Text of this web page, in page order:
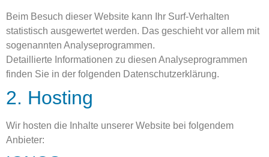
Beim Besuch dieser Website kann Ihr Surf-Verhalten
statistisch ausgewertet werden. Das geschieht vor allem mit
sogenannten Analyseprogrammen.
Detaillierte Informationen zu diesen Analyseprogrammen
finden Sie in der folgenden Datenschutzerklärung.
2. Hosting
Wir hosten die Inhalte unserer Website bei folgendem
Anbieter: